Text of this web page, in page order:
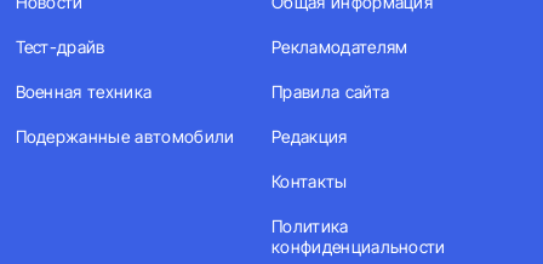
Тест-драйв
Военная техника
Подержанные автомобили
Рекламодателям
Правила сайта
Редакция
Контакты
Политика
конфиденциальности